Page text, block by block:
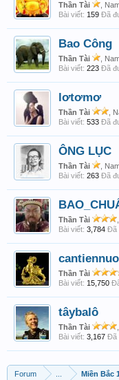
Thần Tài ,
Bài viết: 159 Đã
Bao Công
Thần Tài
,
Bài viết: 223 Đã
lơtơmơ
Thần Tài
,
Bài viết: 533 Đã
ÔNG LỤC
Thần Tài
,
Bài viết: 263 Đã
Thần Tài
Bài viết: 3,784 Đã
Thần Tài
Bài viết: 15,750
tâybalô
Thần Tài
Bài viết: 3,167 Đã
Forum Miền Bắc